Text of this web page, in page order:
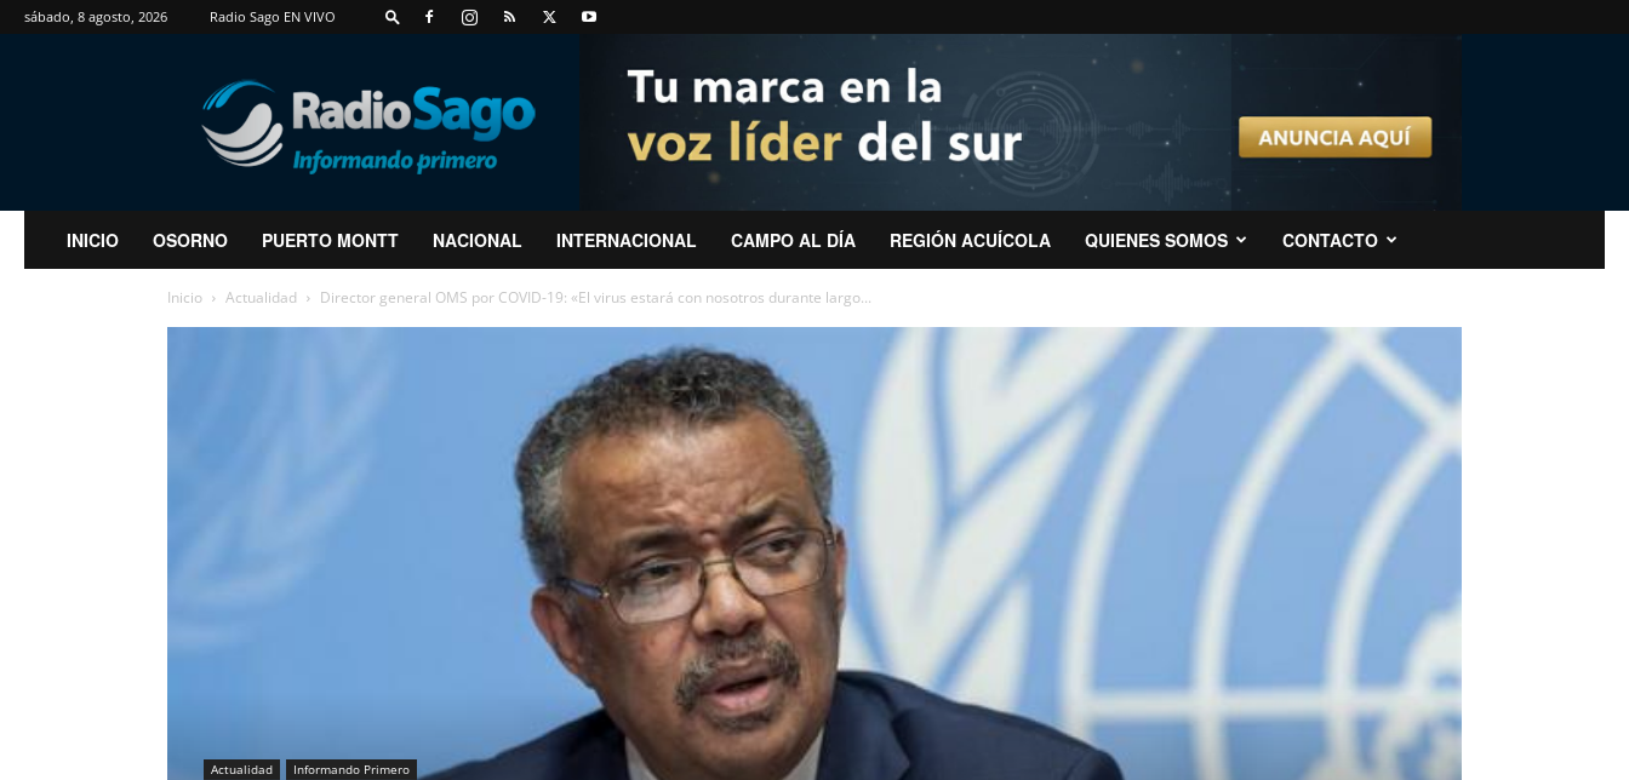
sábado, 8 agosto, 2026 Radio Sago EN VIVO
RadioSago
INICIO OSORNO PUERTO MONTT NACIONAL INTERNACIONAL CAMPO AL DÍA REGIÓN ACUÍCOLA QUIENES SOMOS CONTACTO
Inicio Actualidad Director general OMS por COVID-19: «El virus estará con nosotros durante largo...
Actualidad Informando Primero